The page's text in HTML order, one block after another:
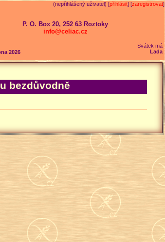
(nepřihlášený uživatel) [přihlásit] [zaregistrovat]
2026
Svátek má
Lada
P. O. Box 20, 252 63 Roztoky
info@celiac.cz
bezdůvodně